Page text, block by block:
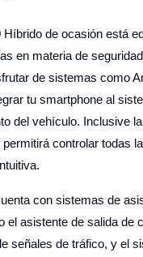
Híbrido de ocasión está
en materia de
de sistemas como
tu smartphone al
del vehículo. Inclusive
controlar todas
con sistemas de
el asistente de salida de
señales de tráfico, y el